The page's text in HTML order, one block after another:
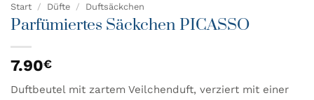
Start / Düfte / Duftsäckchen
Parfümiertes Säckchen PICASSO
7.90€
Duftbeutel mit zartem Veilchenduft, verziert mit einer